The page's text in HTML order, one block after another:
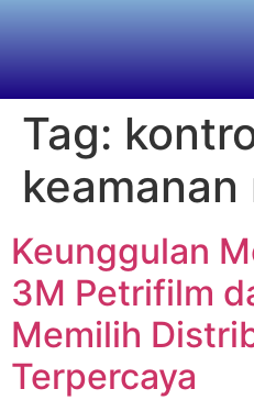
Tag:
keamanan
Keunggulan
3M Petrifilm
Memilih
Terpercaya